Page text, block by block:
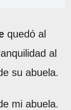
quedó al
al
su abuela.
mi abuela.